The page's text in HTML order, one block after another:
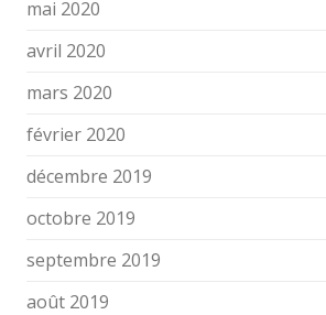
mai 2020
avril 2020
mars 2020
février 2020
décembre 2019
octobre 2019
septembre 2019
août 2019